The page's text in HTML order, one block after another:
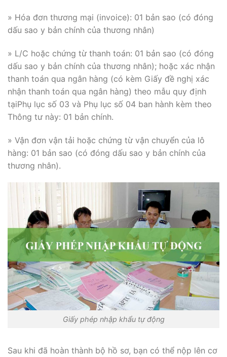
» Hóa đơn thương mại (invoice): 01 bản sao (có đóng
dấu sao y bản chính của thương nhân)
» L/C hoặc chứng từ thanh toán: 01 bản sao (có đóng
dấu sao y bản chính của thương nhân); hoặc xác nhận
thanh toán qua ngân hàng (có kèm Giấy đề nghị xác
nhận thanh toán qua ngân hàng) theo mẫu quy định
tạiPhụ lục số 03 và Phụ lục số 04 ban hành kèm theo
Thông tư này: 01 bản chính.
» Vận đơn vận tải hoặc chứng từ vận chuyển của lô
hàng: 01 bản sao (có đóng dấu sao y bản chính của
thương nhân).
Giấy phép nhập khẩu tự động
Sau khi đã hoàn thành bộ hồ sơ, bạn có thể nộp lên cơ